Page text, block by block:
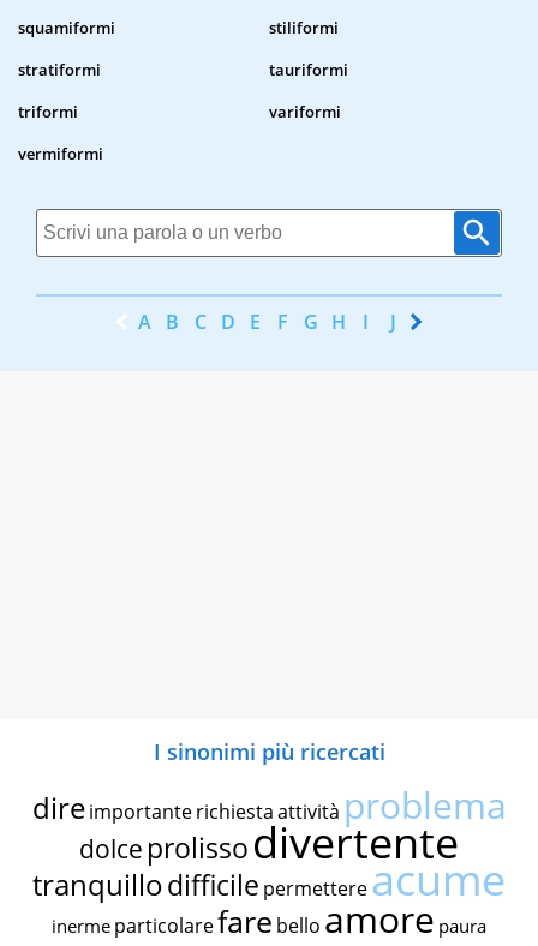
squamiformi
stiliformi
stratiformi
tauriformi
triformi
variformi
vermiformi
A B C D E F G H I J K
I sinonimi più ricercati
dire importante richiestaattività problema
dolce prolissodivertente
tranquillodifficile permettereacume
inerme particolarefare bello amore paura